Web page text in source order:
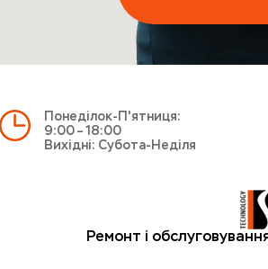
Понеділок-П'ятниця:
9:00 – 18:00
Вихідні: Субота-Неділя
Ремонт і